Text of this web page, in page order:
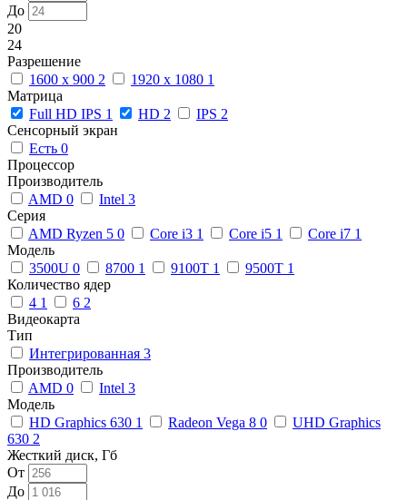
До
20
24
Разрешение
1600 x 900 2 1920 x 1080 1
Матрица
Full HD IPS 1 HD 2 IPS 2
Сенсорный экран
Есть 0
Процессор
Производитель
AMD 0 Intel 3
Серия
AMD Ryzen 5 0 Core i3 1 Core i5 1 Core i7 1
Модель
3500U 0 8700 1 9100T 1 9500T 1
Количество ядер
4 1 6 2
Видеокарта
Тип
Интегрированная 3
Производитель
AMD 0 Intel 3
Модель
HD Graphics 630 1 Radeon Vega 8 0
UHD Graphics
630 2
Жесткий диск, Гб
От
До